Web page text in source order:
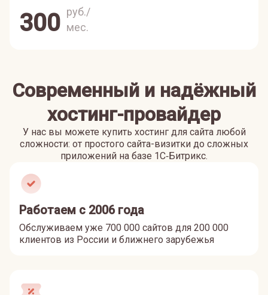
300 руб./
мес.
Современный и надёжный
хостинг-провайдер
У нас вы можете купить хостинг для сайта любой
сложности: от простого сайта-визитки до сложных
приложений на базе 1С‑Битрикс.
Работаем с 2006 года
Обслуживаем уже 700 000 сайтов для 200 000
клиентов из России и ближнего зарубежья